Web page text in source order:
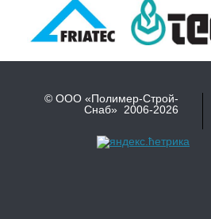
© ООО «Полимер-Строй-
Снаб» 2006-2026